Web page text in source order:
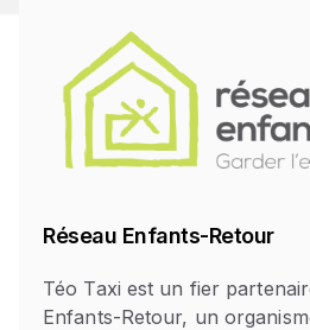
Réseau Enfants-Retour
Téo Taxi est un fier
Enfants-Retour, un